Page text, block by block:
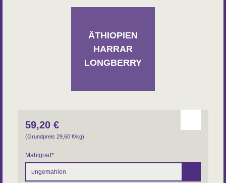
Varietät: Äthiopiens traditionelle Arabica
Inhaber: Kollektiv von Kleinbauern
Ursprungsland Rohkaffee: Nicht-EU
ÄTHIOPIEN
HARRAR
LONGBERRY
59,20 €
(Grundpreis 29,60 €/kg)
Mahlgrad*